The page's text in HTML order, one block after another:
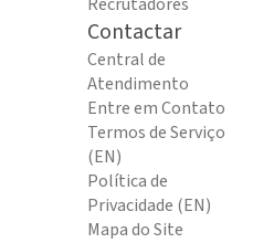
Contactar
Central de
Atendimento
Entre em Contato
Termos de Serviço
(EN)
Política de
Privacidade (EN)
Mapa do Site